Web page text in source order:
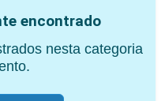
encontrado
nesta categoria